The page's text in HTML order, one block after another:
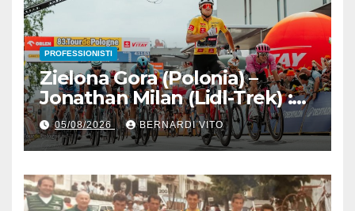
PROFESSIONISTI
Zielona Gora (Polonia) –
Jonathan Milan (Lidl-Trek) :
Vince la terza tappa di
seguito e in maglia gialla
all’83° Giro di Polonia
05/08/2026 BERNARDI VITO